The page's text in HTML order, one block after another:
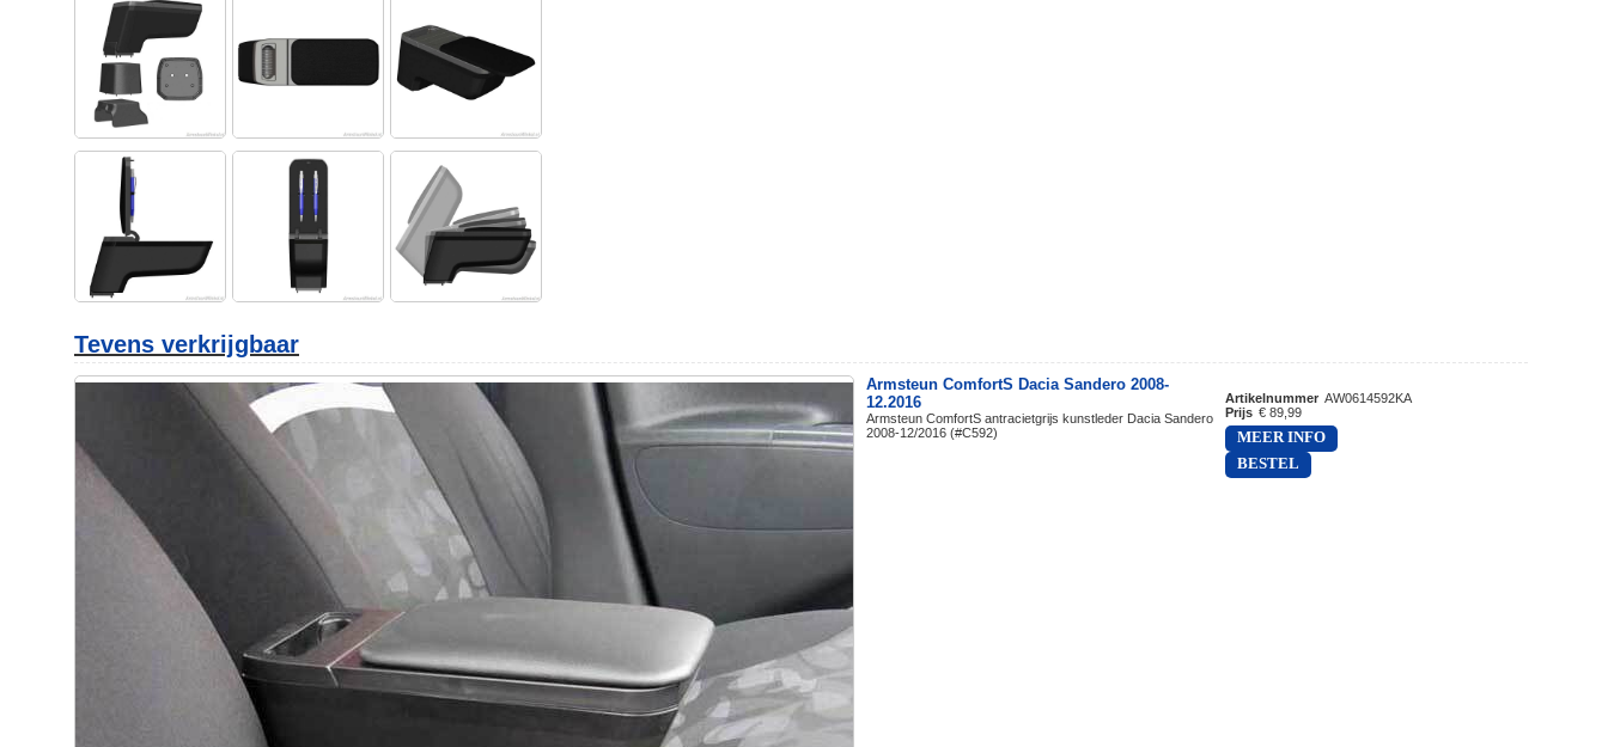
Tevens verkrijgbaar
Armsteun ComfortS Dacia Sandero 2008-
12.2016
Armsteun ComfortS antracietgrijs kunstleder Dacia Sandero
2008-12/2016 (#C592)
Artikelnummer AW0614592KA
Prijs € 89,99
MEER INFO
BESTEL